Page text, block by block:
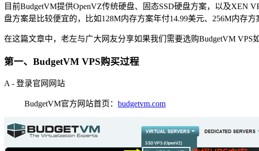
目前BudgetVM提供OpenVZ传统硬盘、固态SSD硬盘方案，以及XEN
盘方案是比较便宜的，比如128M内存方案年付14.99美元、256M内存
在这篇文章中，老左与广大网友分享如果我们需要选购BudgetVM
第一、BudgetVM VPS购买过程
A - 登录官网网站
BudgetVM官方网站首页： budgetvm.com